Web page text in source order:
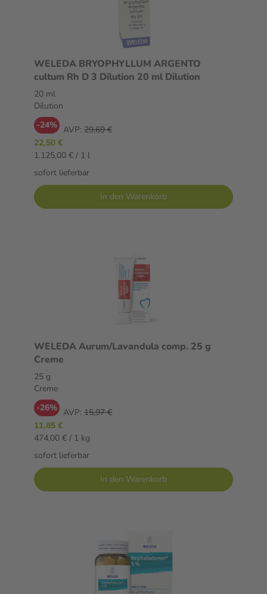
WELEDA BRYOPHYLLUM ARGENTO
cultum Rh D 3 Dilution 20 ml Dilution
20 ml
Dilution
-24% AVP: 29,69 €
22,50 €
1.125,00 € / 1 l
sofort lieferbar
In den Warenkorb
WELEDA Aurum/Lavandula comp. 25 g
Creme
25 g
Creme
-26% AVP: 15,97 €
11,85 €
474,00 € / 1 kg
sofort lieferbar
In den Warenkorb